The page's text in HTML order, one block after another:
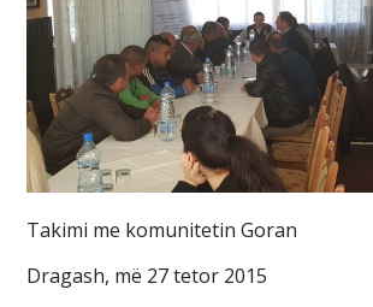
Takimi me komunitetin Goran
Dragash, më 27 tetor 2015